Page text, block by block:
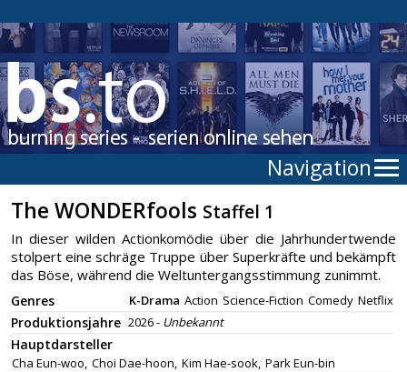
Navigation
The WONDERfools Staffel 1
In dieser wilden Actionkomödie über die Jahrhundertwende
stolpert eine schräge Truppe über Superkräfte und bekämpft
das Böse, während die Weltuntergangsstimmung zunimmt.
Genres K-Drama Action Science-Fiction Comedy Netflix
Produktionsjahre 2026 - Unbekannt
Hauptdarsteller
Cha Eun-woo, Choi Dae-hoon, Kim Hae-sook, Park Eun-bin